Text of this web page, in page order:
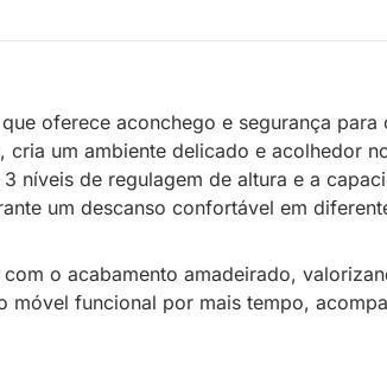
oferece aconchego e segurança
um ambiente delicado e acolhedor
níveis de regulagem de altura e a
um descanso confortável em
o acabamento amadeirado,
funcional por mais tempo,